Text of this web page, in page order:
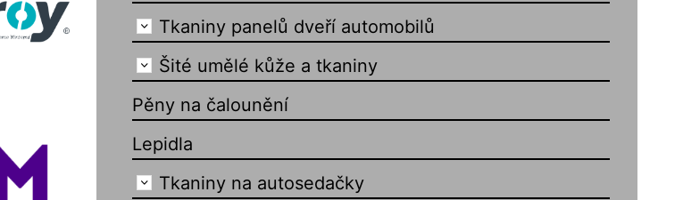
Tkaniny panelů dveří automobilů
Šité umělé kůže a tkaniny
Pěny na čalounění
Lepidla
Tkaniny na autosedačky